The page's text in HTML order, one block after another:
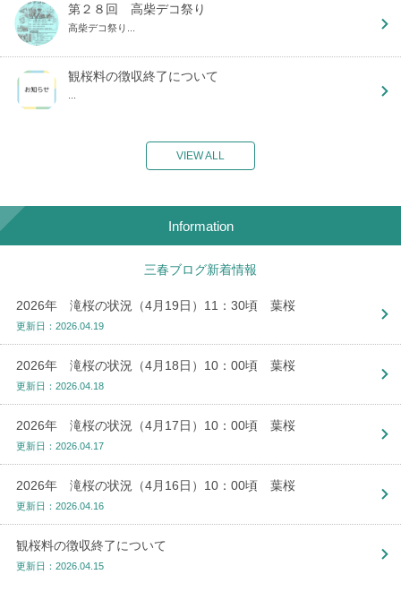
第２８回 高柴デコ祭り
高柴デコ祭り...
観桜料の徴収終了について
VIEW ALL
Information
三春ブログ新着情報
2026年 滝桜の状況（4月19日）11：30頃 葉桜
更新日：2026.04.19
2026年 滝桜の状況（4月18日）10：00頃 葉桜
更新日：2026.04.18
2026年 滝桜の状況（4月17日）10：00頃 葉桜
更新日：2026.04.17
2026年 滝桜の状況（4月16日）10：00頃 葉桜
更新日：2026.04.16
観桜料の徴収終了について
更新日：2026.04.15